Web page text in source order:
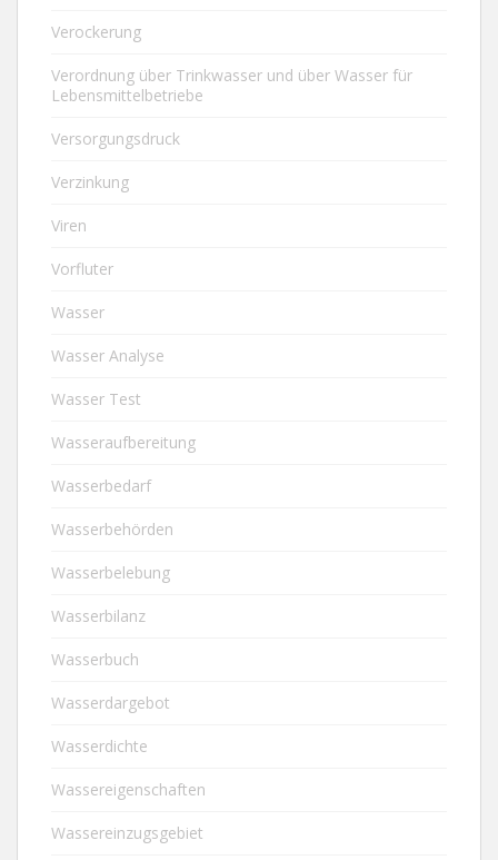
Verockerung
Verordnung über Trinkwasser und über Wasser für
Lebensmittelbetriebe
Versorgungsdruck
Verzinkung
Viren
Vorfluter
Wasser
Wasser Analyse
Wasser Test
Wasseraufbereitung
Wasserbedarf
Wasserbehörden
Wasserbelebung
Wasserbilanz
Wasserbuch
Wasserdargebot
Wasserdichte
Wassereigenschaften
Wassereinzugsgebiet